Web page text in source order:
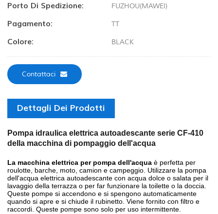
Porto Di Spedizione: FUZHOU(MAWEI)
Pagamento: TT
Colore: BLACK
Contattaci
Dettagli Dei Prodotti
Pompa idraulica elettrica autoadescante serie CF-410
della macchina di pompaggio dell'acqua
La macchina elettrica per pompa dell'acqua è perfetta per
roulotte, barche, moto, camion e campeggio. Utilizzare la pompa
dell'acqua elettrica autoadescante con acqua dolce o salata per il
lavaggio della terrazza o per far funzionare la toilette o la doccia.
Queste pompe si accendono e si spengono automaticamente
quando si apre e si chiude il rubinetto. Viene fornito con filtro e
raccordi. Queste pompe sono solo per uso intermittente.